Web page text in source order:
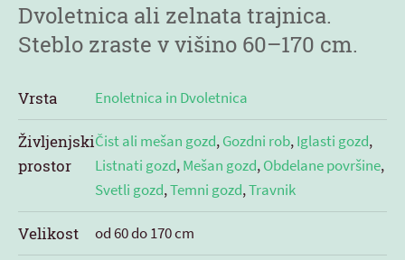
Dvoletnica ali zelnata trajnica.
Steblo zraste v višino 60–170 cm.
Vrsta Enoletnica in Dvoletnica
Življenjski
prostor
Čist ali mešan gozd,Gozdni rob,Iglasti gozd,
Listnati gozd,Mešan gozd,Obdelane površine,
Svetli gozd,Temni gozd,Travnik
Velikost od 60 do 170 cm